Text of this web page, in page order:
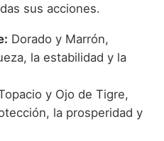
sus acciones.
Dorado y Marrón,
la estabilidad y la
y Ojo de Tigre,
la prosperidad y